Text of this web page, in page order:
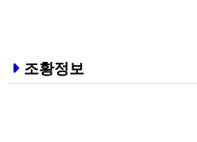
조황정보